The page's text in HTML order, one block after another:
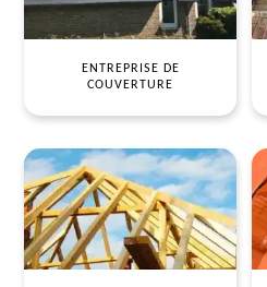
ENTREPRISE DE
COUVERTURE